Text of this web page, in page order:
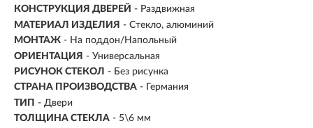
КОНСТРУКЦИЯ ДВЕРЕЙ - Раздвижная
МАТЕРИАЛ ИЗДЕЛИЯ - Стекло, алюминий
МОНТАЖ - На поддон/Напольный
ОРИЕНТАЦИЯ - Универсальная
РИСУНОК СТЕКОЛ - Без рисунка
СТРАНА ПРОИЗВОДСТВА - Германия
ТИП - Двери
ТОЛЩИНА СТЕКЛА - 5\6 мм